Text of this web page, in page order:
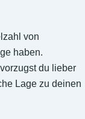
von
haben.
du lieber
Lage zu deinen